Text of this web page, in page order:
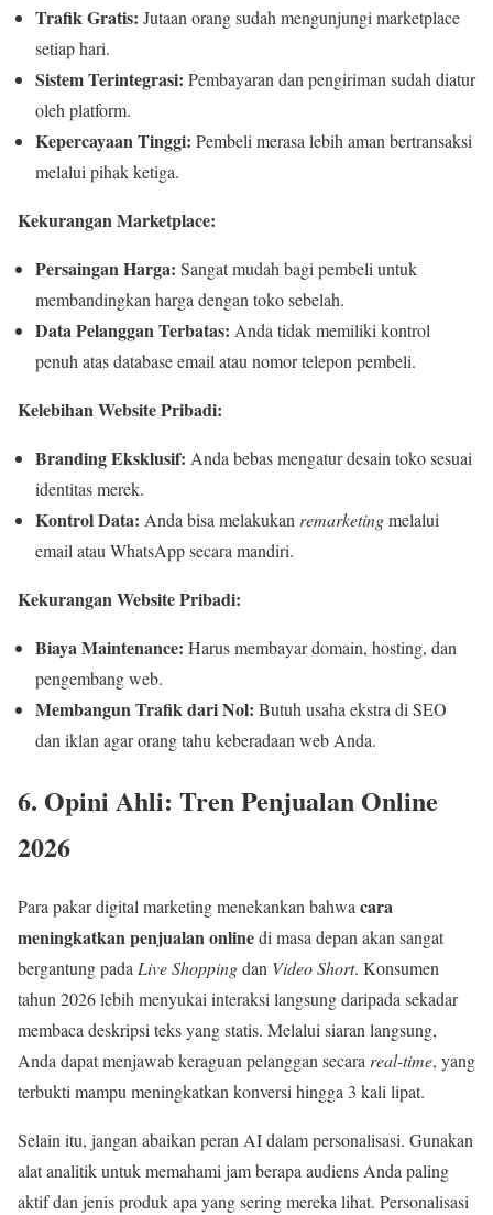
Trafik Gratis: Jutaan orang sudah mengunjungi marketplace
setiap hari.
Sistem Terintegrasi: Pembayaran dan pengiriman sudah diatur
oleh platform.
Kepercayaan Tinggi: Pembeli merasa lebih aman bertransaksi
melalui pihak ketiga.
Kekurangan Marketplace:
Persaingan Harga: Sangat mudah bagi pembeli untuk
membandingkan harga dengan toko sebelah.
Data Pelanggan Terbatas: Anda tidak memiliki kontrol
penuh atas database email atau nomor telepon pembeli.
Kelebihan Website Pribadi:
Branding Eksklusif: Anda bebas mengatur desain toko sesuai
identitas merek.
Kontrol Data: Anda bisa melakukan remarketingmelalui
email atau WhatsApp secara mandiri.
Kekurangan Website Pribadi:
Biaya Maintenance: Harus membayar domain, hosting, dan
pengembang web.
Membangun Trafik dari Nol: Butuh usaha ekstra di SEO
dan iklan agar orang tahu keberadaan web Anda.
6. Opini Ahli: Tren Penjualan Online
2026
Para pakar digital marketing menekankan bahwacara
meningkatkan penjualan onlinedi masa depan akan sangat
bergantung padaLive Shoppingdan Video Short. Konsumen
tahun 2026 lebih menyukai interaksi langsung daripada sekadar
membaca deskripsi teks yang statis. Melalui siaran langsung,
Anda dapat menjawab keraguan pelanggan secarareal-time, yang
terbukti mampu meningkatkan konversi hingga 3 kali lipat.
Selain itu, jangan abaikan peran AI dalam personalisasi. Gunakan
alat analitik untuk memahami jam berapa audiens Anda paling
aktif dan jenis produk apa yang sering mereka lihat. Personalisasi